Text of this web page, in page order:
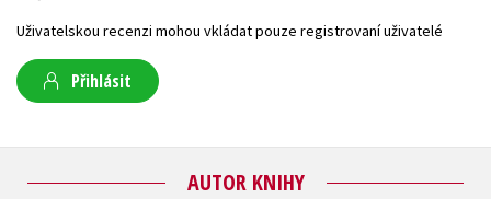
Uživatelskou recenzi mohou vkládat pouze registrovaní uživatelé
Přihlásit
AUTOR KNIHY